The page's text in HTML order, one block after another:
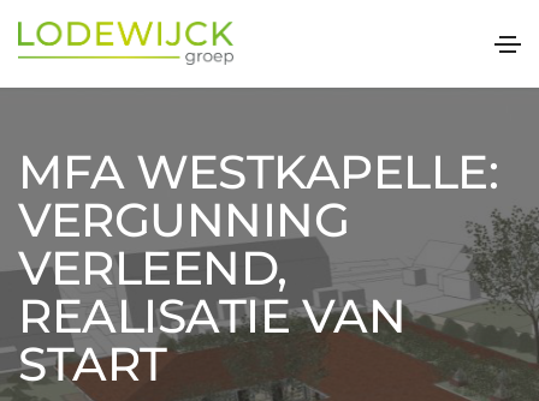
MFA WESTKAPELLE:
VERGUNNING
VERLEEND,
REALISATIE VAN
START